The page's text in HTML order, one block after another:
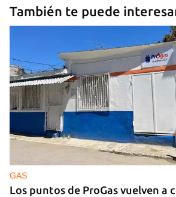
También te puede
GAS
Los puntos de ProGas vuelven a